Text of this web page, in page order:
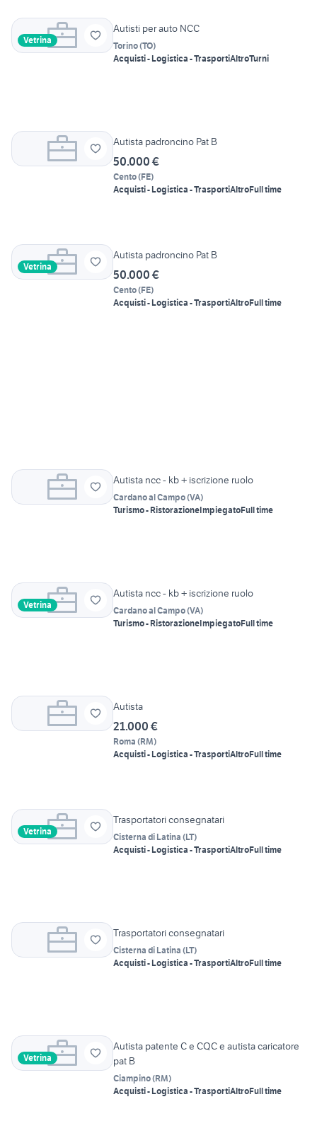
Vetrina
Autisti per auto NCC
Torino(TO)
Acquisti - Logistica - TrasportiAltroTurni
Autista padroncino Pat B
50.000 €
Cento(FE)
Acquisti - Logistica - TrasportiAltroFull time
Vetrina
Autista padroncino Pat B
50.000 €
Cento(FE)
Acquisti - Logistica - TrasportiAltroFull time
Autista ncc - kb + iscrizione ruolo
Cardano al Campo(VA)
Turismo - RistorazioneImpiegatoFull time
Vetrina
Autista ncc - kb + iscrizione ruolo
Cardano al Campo(VA)
Turismo - RistorazioneImpiegatoFull time
Autista
21.000 €
Roma (RM)
Acquisti - Logistica - TrasportiAltroFull time
Vetrina
Trasportatori consegnatari
Cisterna di Latina (LT)
Acquisti - Logistica - TrasportiAltroFull time
Trasportatori consegnatari
Cisterna di Latina (LT)
Acquisti - Logistica - TrasportiAltroFull time
Vetrina
Autista patente C e CQC e autista caricatore
pat B
Ciampino(RM)
Acquisti - Logistica - TrasportiAltroFull time